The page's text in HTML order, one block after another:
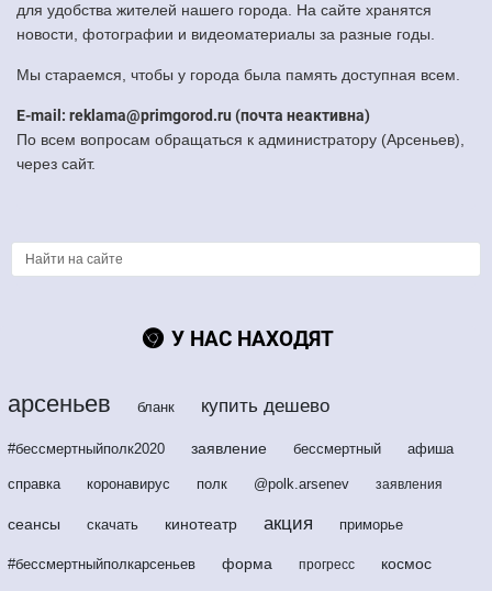
для удобства жителей нашего города. На сайте хранятся
новости, фотографии и видеоматериалы за разные годы.
Мы стараемся, чтобы у города была память доступная всем.
E-mail: reklama@primgorod.ru (почта неактивна)
По всем вопросам обращаться к администратору (Арсеньев),
через сайт.
У НАС НАХОДЯТ
арсеньев бланк купить дешево
#бессмертныйполк2020 заявление бессмертный афиша
справка коронавирус полк @polk.arsenev заявления
сеансы скачать кинотеатр акция приморье
#бессмертныйполкарсеньев форма прогресс космос